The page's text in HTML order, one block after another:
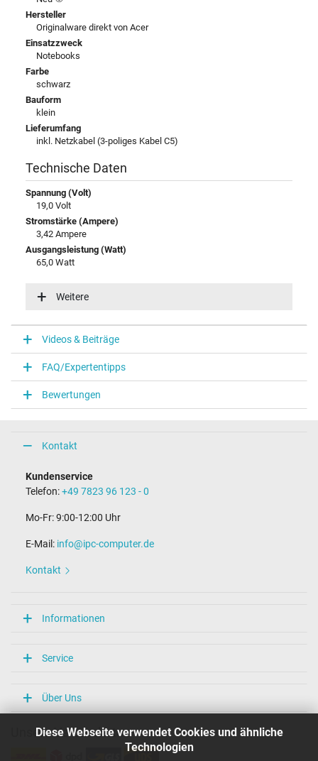
Diese Webseite verwendet Cookies und ähnliche
Technologien
Hersteller
Originalware direkt von Acer
Einsatzzweck
Notebooks
Farbe
schwarz
Bauform
klein
Lieferumfang
inkl. Netzkabel (3-poliges Kabel C5)
Technische Daten
Spannung (Volt)
19,0 Volt
Stromstärke (Ampere)
3,42 Ampere
Ausgangsleistung (Watt)
65,0 Watt
100-240V / 50-60Hz
Notebook Stecker
Steckertyp / -form
rund / 90° abgewinkelt
Steckerlänge (mm)
7,7 mm
3,0 mm / 1,1 mm
Länge Anschlusskabel (m) (ca.)
1.75 m
Maße
Länge / Breite / Höhe
Überlast-, kurzschluss- und überhitzungsgeschützt
CCC
NOM NYCE
Singapore Safety Mark
TÜV Argentina Certificado
Weitere
Videos & Beiträge
FAQ/Expertentipps
Bewertungen
Kontakt
Kundenservice
Telefon:+49 7823 96 123 - 0
Mo-Fr: 9:00-12:00 Uhr
E-Mail: info@ipc-computer.de
Kontakt
Informationen
Service
Über Uns
Unsere Versandarten